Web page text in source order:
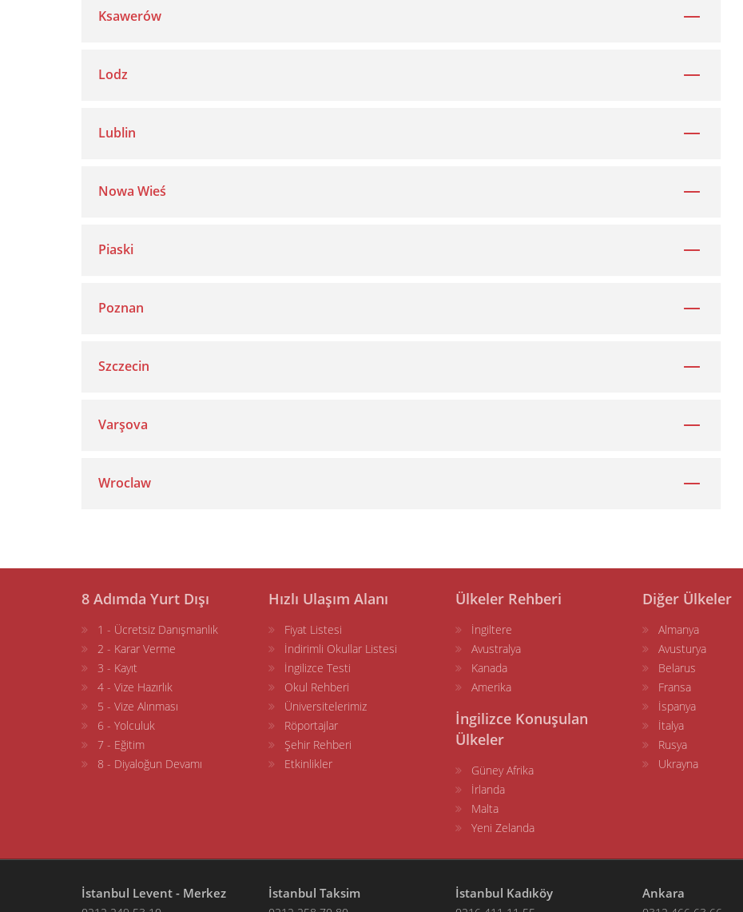
Ksawerów
Lodz
Lublin
Nowa Wieś
Piaski
Poznan
Szczecin
Varşova
Wroclaw
8 Adımda Yurt Dışı
1 - Ücretsiz Danışmanlık
2 - Karar Verme
3 - Kayıt
4 - Vize Hazırlık
5 - Vize Alınması
6 - Yolculuk
7 - Eğitim
8 - Diyaloğun Devamı
Hızlı Ulaşım Alanı
Fiyat Listesi
İndirimli Okullar Listesi
İngilizce Testi
Okul Rehberi
Üniversitelerimiz
Röportajlar
Şehir Rehberi
Etkinlikler
Ülkeler Rehberi
İngiltere
Avustralya
Kanada
Amerika
İngilizce Konuşulan
Ülkeler
Güney Afrika
İrlanda
Malta
Yeni Zelanda
Diğer Ülkeler
Almanya
Avusturya
Belarus
Fransa
İspanya
İtalya
Rusya
Ukrayna
İstanbul Levent - Merkez İstanbul Taksim İstanbul Kadıköy Ankara